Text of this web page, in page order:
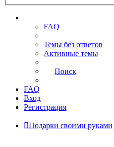
FAQ
Темы без ответов
Активные темы
Поиск
FAQ
Вход
Регистрация
Подарки своими руками